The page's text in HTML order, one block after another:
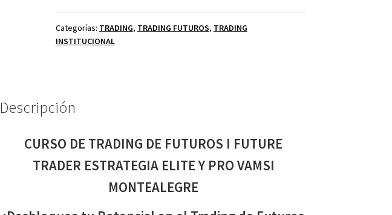
FUTUROS
I
ELITE
VAMSI
MONTEALEGRE
Categorías: TRADING, TRADING FUTUROS, TRADING
INSTITUCIONAL
Descripción
CURSO DE TRADING DE FUTUROS I FUTURE
TRADER ESTRATEGIA ELITE Y PRO VAMSI
MONTEALEGRE